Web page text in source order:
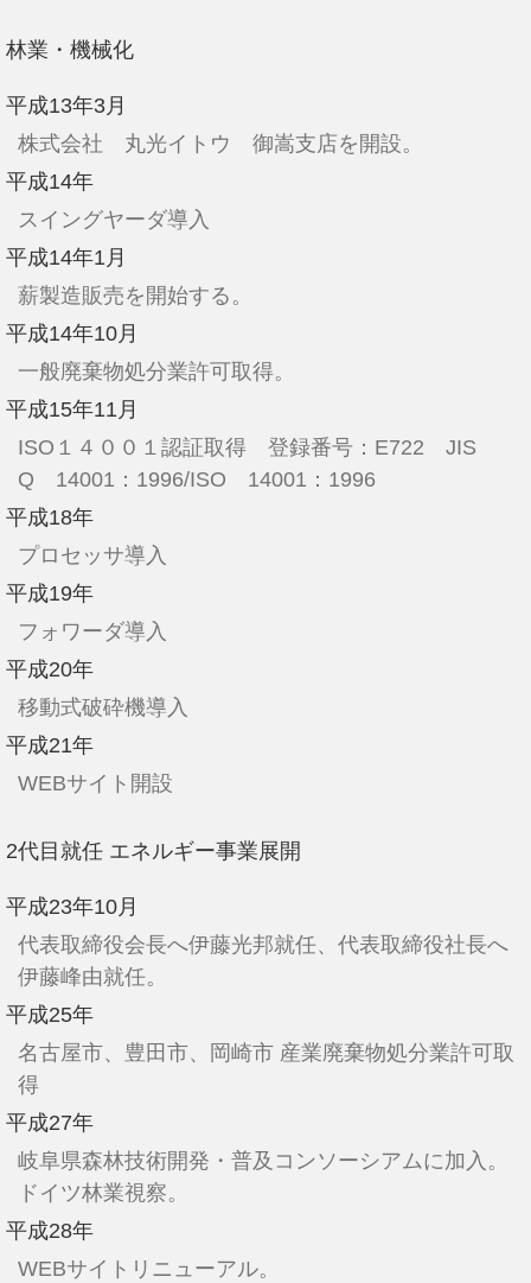
林業・機械化
平成13年3月
株式会社 丸光イトウ 御嵩支店を開設。
平成14年
スイングヤーダ導入
平成14年1月
薪製造販売を開始する。
平成14年10月
一般廃棄物処分業許可取得。
平成15年11月
ISO１４００１認証取得 登録番号：E722 JIS
Q 14001：1996/ISO 14001：1996
平成18年
プロセッサ導入
平成19年
フォワーダ導入
平成20年
移動式破砕機導入
平成21年
WEBサイト開設
2代目就任 エネルギー事業展開
平成23年10月
代表取締役会長へ伊藤光邦就任、代表取締役社長へ
伊藤峰由就任。
平成25年
名古屋市、豊田市、岡崎市 産業廃棄物処分業許可取
得
平成27年
岐阜県森林技術開発・普及コンソーシアムに加入。
ドイツ林業視察。
平成28年
WEBサイトリニューアル。